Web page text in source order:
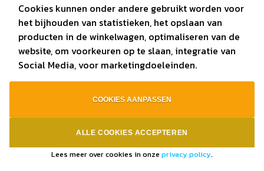
voorzichtig om.
Verdeel de pastasalade over diepe borden
en garneer met verse basilicum en
pistachenootjes.
Cookies kunnen onder andere gebruikt worden voor
het bijhouden van statistieken, het opslaan van
producten in de winkelwagen, optimaliseren van de
website, om voorkeuren op te slaan, integratie van
Social Media, voor marketingdoeleinden.
COOKIES AANPASSEN
ALLE COOKIES ACCEPTEREN
Lees meer over cookies in onzeprivacy policy.